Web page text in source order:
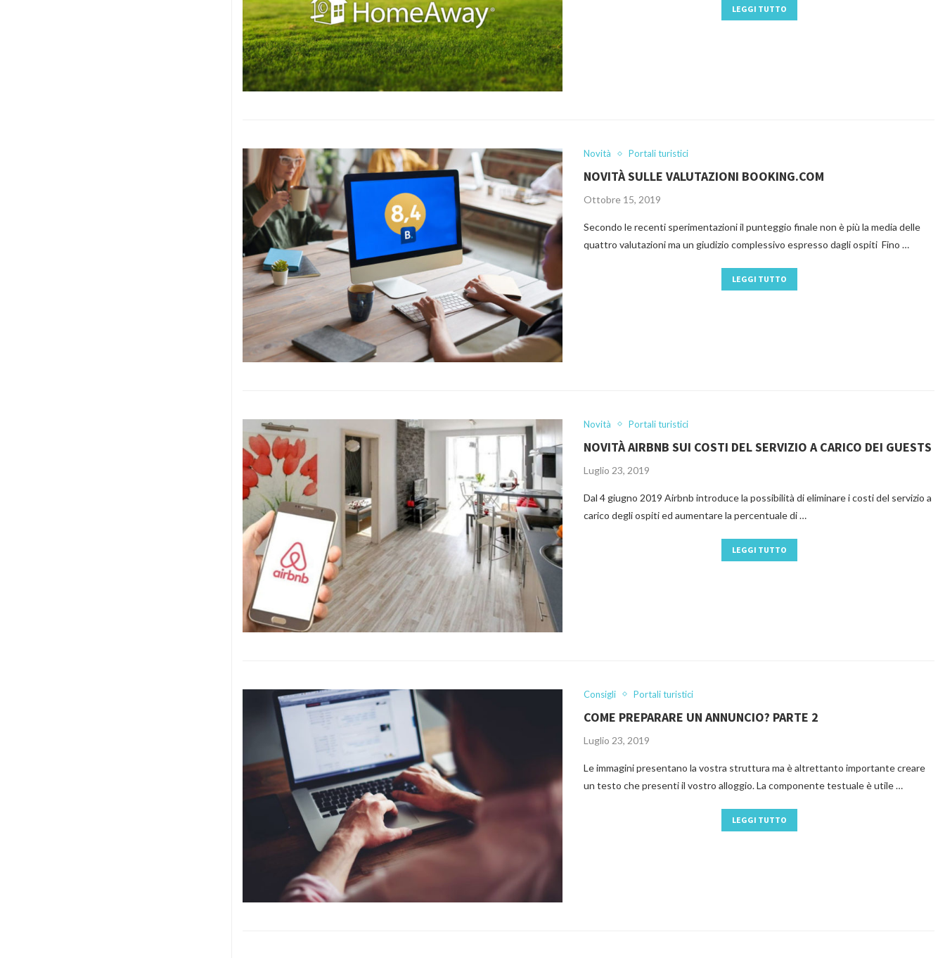
LEGGI TUTTO
Novità Portali turistici
NOVITÀ SULLE VALUTAZIONI BOOKING.COM
Ottobre 15, 2019
Secondo le recenti sperimentazioni il punteggio finale non è più la media delle
quattro valutazioni ma un giudizio complessivo espresso dagli ospiti Fino …
LEGGI TUTTO
Novità Portali turistici
NOVITÀ AIRBNB SUI COSTI DEL SERVIZIO A CARICO DEI GUESTS
Luglio 23, 2019
Dal 4 giugno 2019 Airbnb introduce la possibilità di eliminare i costi del servizio a
carico degli ospiti ed aumentare la percentuale di …
LEGGI TUTTO
Consigli Portali turistici
COME PREPARARE UN ANNUNCIO? PARTE 2
Luglio 23, 2019
Le immagini presentano la vostra struttura ma è altrettanto importante creare
un testo che presenti il vostro alloggio. La componente testuale è utile …
LEGGI TUTTO